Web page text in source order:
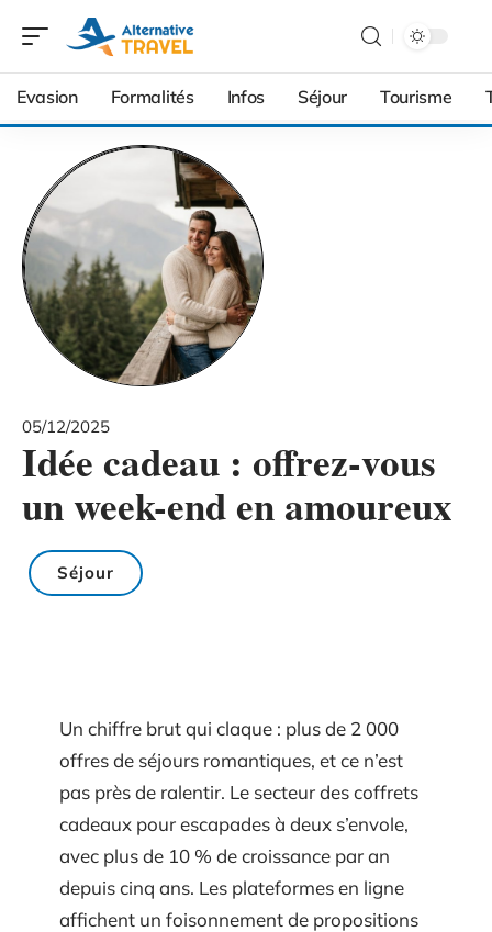
Evasion Formalités Infos Séjour Tourisme
05/12/2025
Idée cadeau : offrez-vous
un week-end en amoureux
Séjour
Un chiffre brut qui claque : plus de 2 000
offres de séjours romantiques, et ce n’est
pas près de ralentir. Le secteur des coffrets
cadeaux pour escapades à deux s’envole,
avec plus de 10 % de croissance par an
depuis cinq ans. Les plateformes en ligne
affichent un foisonnement de propositions